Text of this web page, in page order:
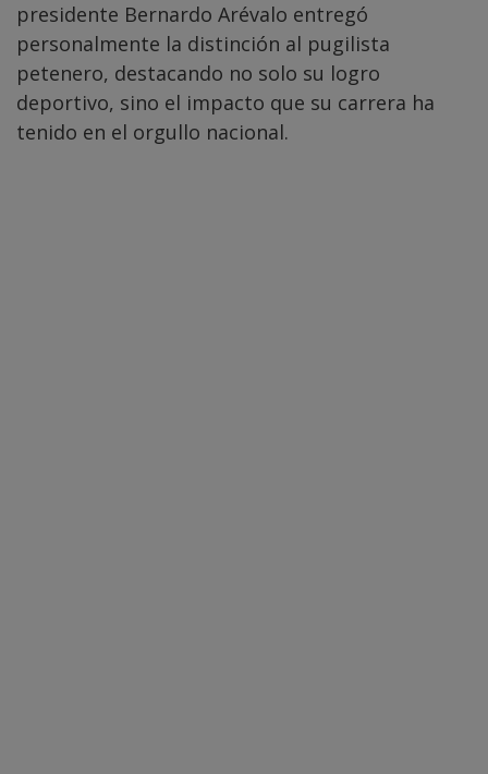
presidente Bernardo Arévalo entregó
personalmente la distinción al pugilista
petenero, destacando no solo su logro
deportivo, sino el impacto que su carrera ha
tenido en el orgullo nacional.